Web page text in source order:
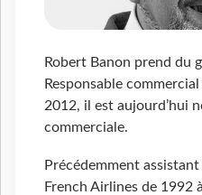
Robert Banon prend du
Responsable
2012, il est aujourd’hui
commerciale.
Précédemment
French Airlines de 1992